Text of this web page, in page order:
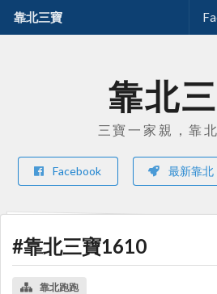
靠北三寶
靠北
三寶一家親，靠
Facebook 最新靠北
#靠北三寶1610
靠北跑跑